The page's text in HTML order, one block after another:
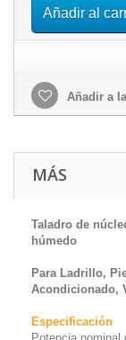
Añadir al
Añadir a
MÁS
Taladro de
húmedo
Para Ladrillo,
Acondicionado,
Especificación